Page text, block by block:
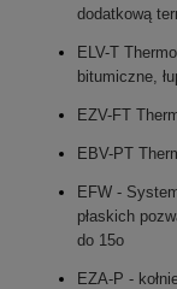
dodatkową
ELV-T
bitumiczne,
EZV-FT
EBV-PT
EFW -
płaskich
do 15o
EZA-P -